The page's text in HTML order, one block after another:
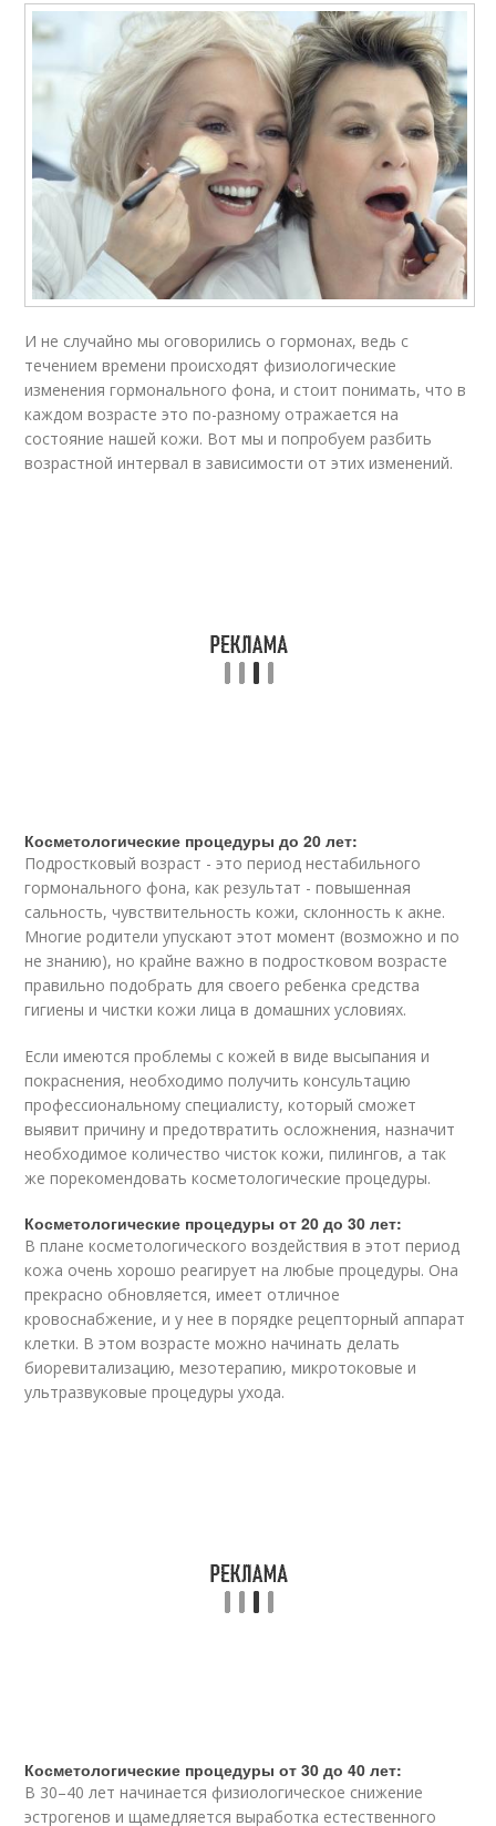
И не случайно мы оговорились о гормонах, ведь с
течением времени происходят физиологические
изменения гормонального фона, и стоит понимать, что в
каждом возрасте это по-разному отражается на
состояние нашей кожи. Вот мы и попробуем разбить
возрастной интервал в зависимости от этих изменений.
Косметологические процедуры до 20 лет:
Подростковый возраст - это период нестабильного
гормонального фона, как результат - повышенная
сальность, чувствительность кожи, склонность к акне.
Многие родители упускают этот момент (возможно и по
не знанию), но крайне важно в подростковом возрасте
правильно подобрать для своего ребенка средства
гигиены и чистки кожи лица в домашних условиях.
Если имеются проблемы с кожей в виде высыпания и
покраснения, необходимо получить консультацию
профессиональному специалисту, который сможет
выявит причину и предотвратить осложнения, назначит
необходимое количество чисток кожи, пилингов, а так
же порекомендовать косметологические процедуры.
Косметологические процедуры от 20 до 30 лет:
В плане косметологического воздействия в этот период
кожа очень хорошо реагирует на любые процедуры. Она
прекрасно обновляется, имеет отличное
кровоснабжение, и у нее в порядке рецепторный аппарат
клетки. В этом возрасте можно начинать делать
биоревитализацию, мезотерапию, микротоковые и
ультразвуковые процедуры ухода.
Косметологические процедуры от 30 до 40 лет:
В 30–40 лет начинается физиологическое снижение
эстрогенов и щамедляется выработка естественного